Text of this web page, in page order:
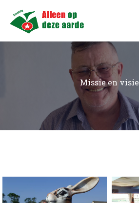
naar
Missie en visie